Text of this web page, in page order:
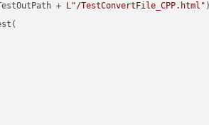
+ L"/TestConvertFile_CPP.html"